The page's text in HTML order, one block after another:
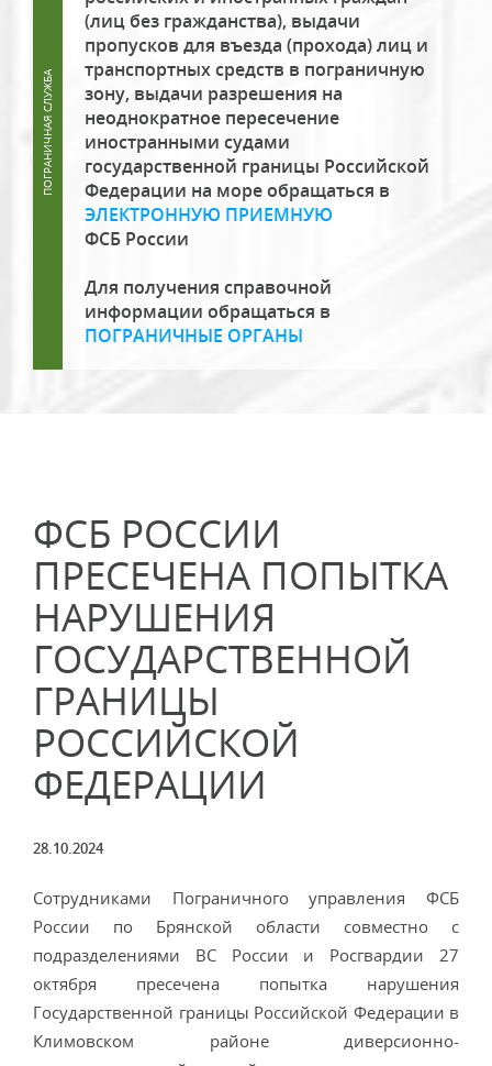
(лиц без гражданства), выдачи
пропусков для въезда (прохода) лиц и
транспортных средств в пограничную
зону, выдачи разрешения на
неоднократное пересечение
иностранными судами
государственной границы Российской
Федерации на море обращаться в
ЭЛЕКТРОННУЮ ПРИЕМНУЮ
ФСБ России
Для получения справочной
информации обращаться в
ПОГРАНИЧНЫЕ ОРГАНЫ
ФСБ РОССИИ
ПРЕСЕЧЕНА ПОПЫТКА
НАРУШЕНИЯ
ГОСУДАРСТВЕННОЙ
ГРАНИЦЫ
РОССИЙСКОЙ
ФЕДЕРАЦИИ
28.10.2024
Сотрудниками Пограничного управления ФСБ
России по Брянской области совместно с
подразделениями ВС России и Росгвардии 27
октября пресечена попытка нарушения
Государственной границы Российской Федерации в
Климовском районе диверсионно-